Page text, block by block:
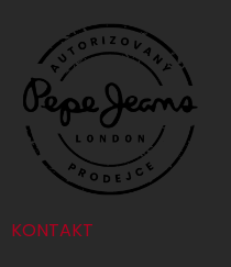
KONTAKT